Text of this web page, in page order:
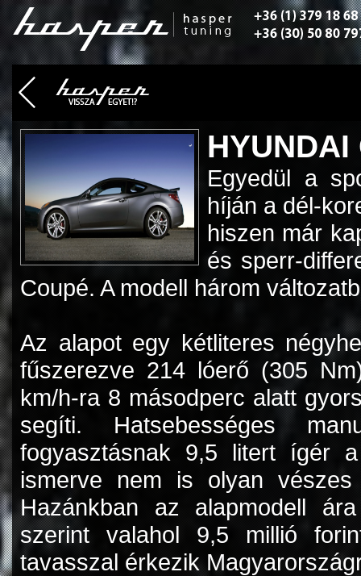
HYUNDAI
Egyedül a
híján a dél-
hiszen már
és sperr-
Coupé. A modell három
Az alapot egy kétliteres
fűszerezve 214 lóerő (305
km/h-ra 8 másodperc alatt
segíti. Hatsebességes
fogyasztásnak 9,5 litert ígér
ismerve nem is olyan
Hazánkban az alapmodell
szerint valahol 9,5 millió
tavasszal érkezik